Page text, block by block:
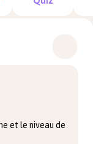
et le niveau de